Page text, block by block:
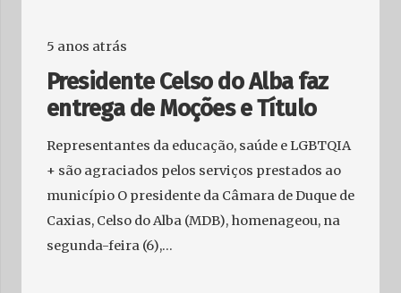
5 anos atrás
Presidente Celso do Alba faz
entrega de Moções e Título
Representantes da educação, saúde e LGBTQIA
+ são agraciados pelos serviços prestados ao
município O presidente da Câmara de Duque de
Caxias, Celso do Alba (MDB), homenageou, na
segunda-feira (6),…